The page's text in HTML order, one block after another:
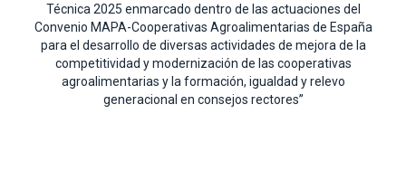
Técnica 2025 enmarcado dentro de las actuaciones del
Convenio MAPA-Cooperativas Agroalimentarias de España
para el desarrollo de diversas actividades de mejora de la
competitividad y modernización de las cooperativas
agroalimentarias y la formación, igualdad y relevo
generacional en consejos rectores”